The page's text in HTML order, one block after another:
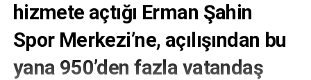
hizmete açtığı Erman Şahin
Spor Merkezi’ne, açılışından bu
yana 950’den fazla vatandaş